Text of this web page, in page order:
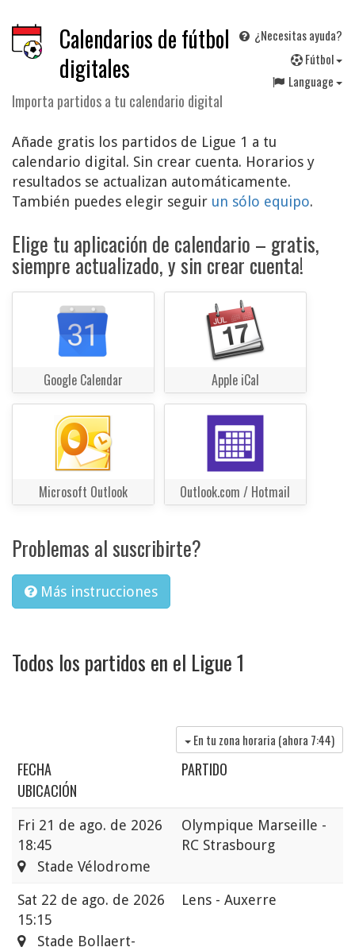
Calendarios de fútbol
digitales
Importa partidos a tu calendario digital
¿Necesitas ayuda?
Fútbol
Language
Añade gratis los partidos de Ligue 1 a tu
calendario digital. Sin crear cuenta. Horarios y
resultados se actualizan automáticamente.
También puedes elegir seguir un sólo equipo.
Elige tu aplicación de calendario – gratis,
siempre actualizado, y sin crear cuenta!
Google Calendar Apple iCal
Microsoft Outlook Outlook.com / Hotmail
Problemas al suscribirte?
Más instrucciones
Todos los partidos en el Ligue 1
En tu zona horaria (ahora 7:44)
FECHA
PARTIDO
UBICACIÓN
Fri 21 de ago. de 2026
18:45
Olympique Marseille -
RC Strasbourg
Stade Vélodrome
Sat 22 de ago. de 2026
15:15
Lens - Auxerre
Stade Bollaert-